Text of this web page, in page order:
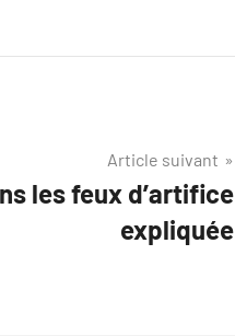
Article suivant
les feux d’artifice
expliquée